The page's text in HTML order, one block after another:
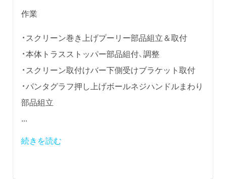
作業
・スクリーン巻き上げプーリー部品組立＆取付
・本体トラスストッパー部品組付、調整
・スクリーン取付けバー下側受けブラケット取付
・パンタグラフ押し上げボールネジハンドルまわり
部品組立
...
続きを読む